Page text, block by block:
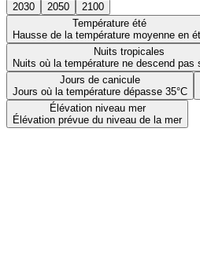
2030 2050
2100
Température été
Hausse de la température moyenne en
Nuits tropicales
Nuits où la température ne descend pas
Jours de canicule
Jours où la température dépasse 35°C
Élévation niveau mer
Élévation prévue du niveau de la mer